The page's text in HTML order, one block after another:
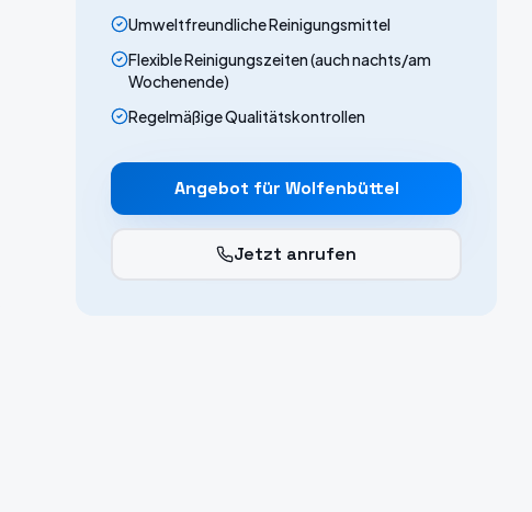
Umweltfreundliche Reinigungsmittel
Flexible Reinigungszeiten (auch nachts/am
Wochenende)
Regelmäßige Qualitätskontrollen
Angebot für Wolfenbüttel
Jetzt anrufen